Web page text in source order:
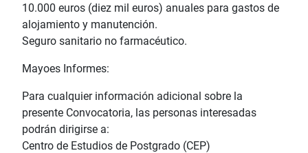
10.000 euros (diez mil euros) anuales para gastos de
alojamiento y manutención.
Seguro sanitario no farmacéutico.
Mayoes Informes:
Para cualquier información adicional sobre la
presente Convocatoria, las personas interesadas
podrán dirigirse a:
Centro de Estudios de Postgrado (CEP)